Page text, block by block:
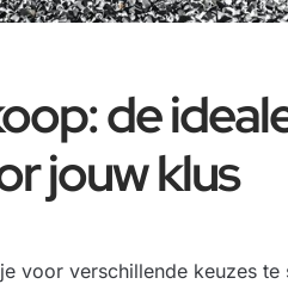
de
jouw klus
voor verschillende keuzes